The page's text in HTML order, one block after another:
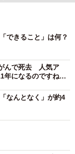
できること」は何？
んで死去 人気ア
になるのですね」
なんとなく」が約4